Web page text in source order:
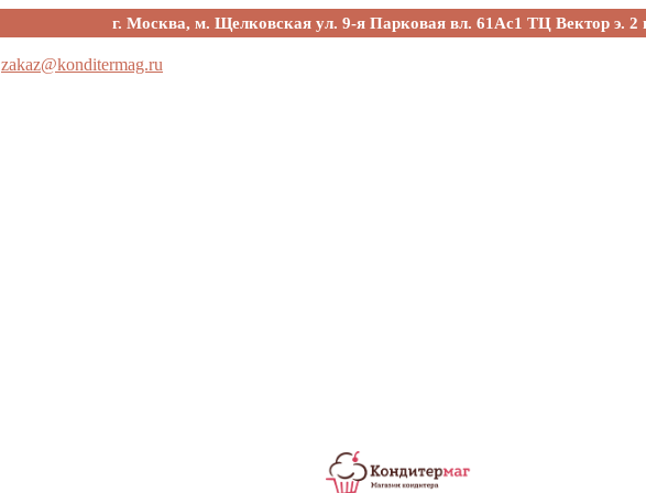
г. Москва, м. Щелковская ул. 9-я Парковая вл. 61Ас1 ТЦ Вектор э. 2
zakaz@konditermag.ru